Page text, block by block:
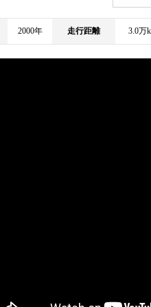
2000年 走行距離 3.0万